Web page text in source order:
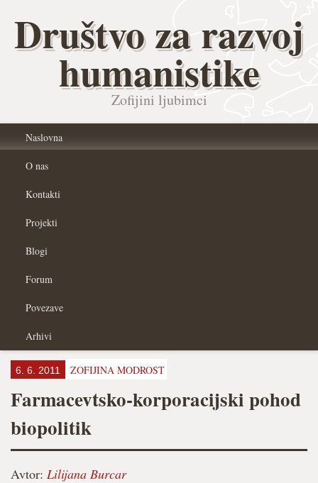
Društvo za razvoj
humanistike
Zofijini ljubimci
Naslovna
O nas
Kontakti
Projekti
Blogi
Forum
Povezave
Arhivi
6. 6. 2011 ZOFIJINA MODROST
Farmacevtsko-korporacijski pohod
biopolitik
Avtor: Lilijana Burcar